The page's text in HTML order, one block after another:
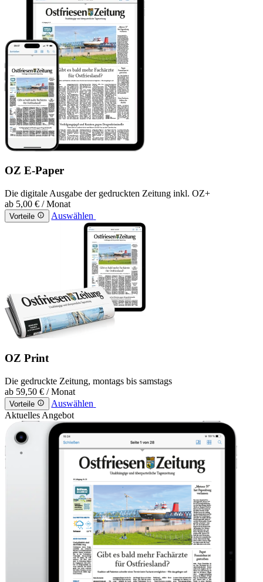
OZ E-Paper
Die digitale Ausgabe der gedruckten Zeitung inkl. OZ+
ab 5,00 € / Monat
Vorteile Auswählen
OZ Print
Die gedruckte Zeitung, montags bis samstags
ab 59,50 € / Monat
Vorteile
Auswählen
Aktuelles Angebot